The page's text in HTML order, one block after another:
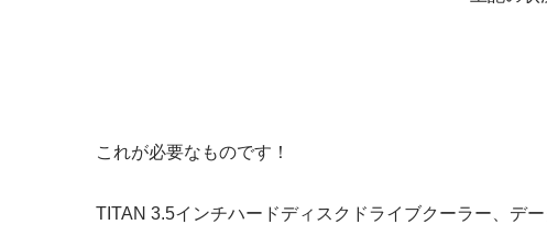
これが必要なものです！
TITAN 3.5インチハードディスクドライブクーラー、デー